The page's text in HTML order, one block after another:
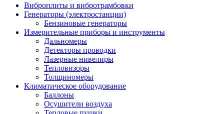
Виброплиты и вибротрамбовки
Генераторы (электростанции)
Бензиновые генераторы
Измерительные приборы и инструменты
Дальномеры
Детекторы проводки
Лазерные нивелиры
Тепловизоры
Толщиномеры
Климатическое оборудование
Баллоны
Осушители воздуха